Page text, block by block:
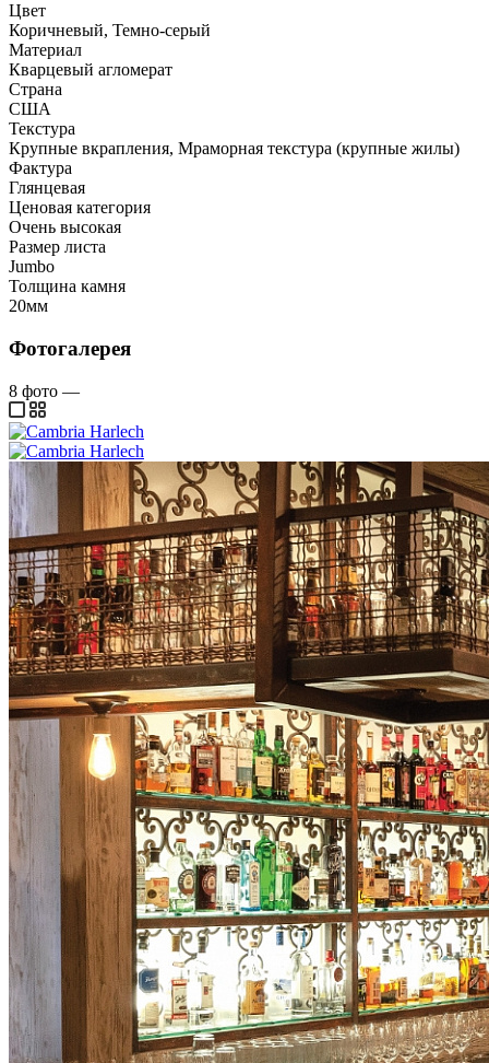
Цвет
Коричневый, Темно-серый
Материал
Кварцевый агломерат
Страна
США
Текстура
Крупные вкрапления, Мраморная текстура (крупные жилы)
Фактура
Глянцевая
Ценовая категория
Очень высокая
Размер листа
Jumbo
Толщина камня
20мм
Фотогалерея
8 фото —